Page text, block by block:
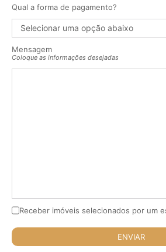
Qual a forma de pagamento?
Mensagem
Coloque as informações desejadas
Receber imóveis selecionados por um